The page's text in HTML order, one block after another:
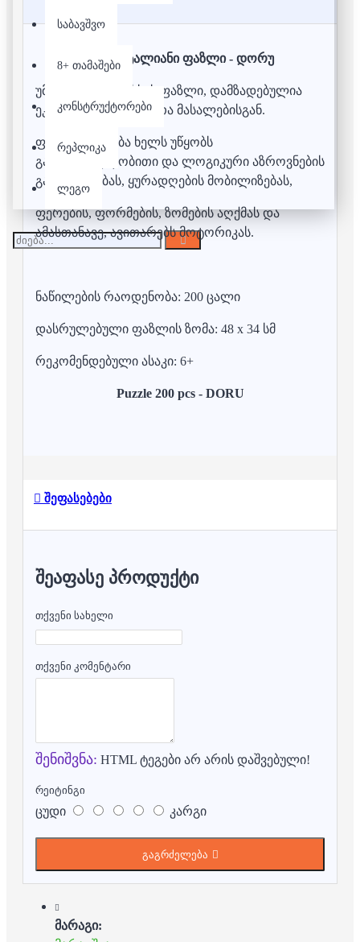
საბავშვო
8+ თამაშები
კონსტრუქტორები
რეპლიკა
ლეგო
200 დეტალიანი ფაზლი - დორუ
უმაღლესი ხარისხის ფაზლი, დამზადებულია
ეკოლოგიურად სუფთა მასალებისგან.
ფაზლის აწყობა ხელს უწყობს
გამომსახველობითი და ლოგიკური აზროვნების
განვითარებას, ყურადღების მობილიზებას,
ფერების, ფორმების, ზომების აღქმას და
ამასთანავე, ავითარებს მოტორიკას.
ნაწილების რაოდენობა: 200 ცალი
დასრულებული ფაზლის ზომა: 48 x 34 სმ
რეკომენდებული ასაკი: 6+
Puzzle 200 pcs - DORU
შეფასებები
ᲨᲔᲐᲤᲐᲡᲔ ᲞᲠᲝᲓᲣᲥᲢᲘ
თქვენი სახელი
თქვენი კომენტარი
შენიშვნა: HTML ტეგები არ არის დაშვებული!
რეიტინგი
ცუდი კარგი
გაგრძელება
მარაგი: